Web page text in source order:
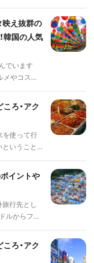
ベント、そ
る情報ま
ダへの旅行
てみてくだ
19世紀末
ジアに開か
感じさせる
、たくさ
グやグル
ンドまで、
映え抜群の
韓国の人気
でいます
メやコスメ
る海外旅行
のみなら
でしょう
堪能するス
インスタ映
国に旅行が
へのアクセ
思い切り
にしてみて
ろ・アク
を使って行
ということ
ットはもち
のフォトジ
ビーチリ
挙ご紹介し
ポイントや
行先とし
ルからファ
伝統的な
ト、ショッ
ろ・アク